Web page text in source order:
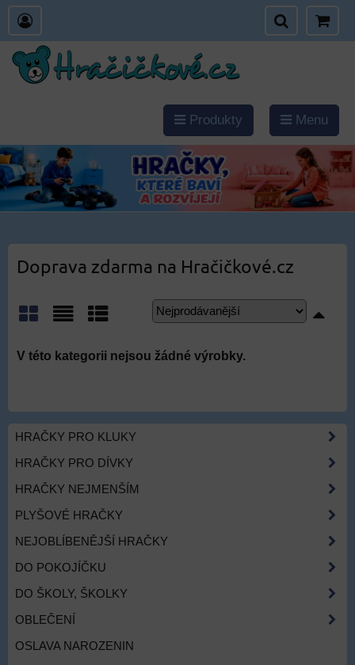
Produkty Menu
Doprava zdarma na Hračičkové.cz
Mřížka Tabulka
HRAČKY PRO KLUKY
HRAČKY PRO DÍVKY
HRAČKY NEJMENŠÍM
PLYŠOVÉ HRAČKY
NEJOBLÍBENĚJŠÍ HRAČKY
DO POKOJÍČKU
DO ŠKOLY, ŠKOLKY
OBLEČENÍ
OSLAVA NAROZENIN